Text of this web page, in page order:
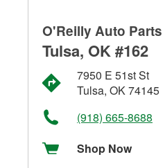
O'Reilly Auto Parts
Tulsa, OK #162
7950 E 51st St
Tulsa, OK 74145
(918) 665-8688
Shop Now